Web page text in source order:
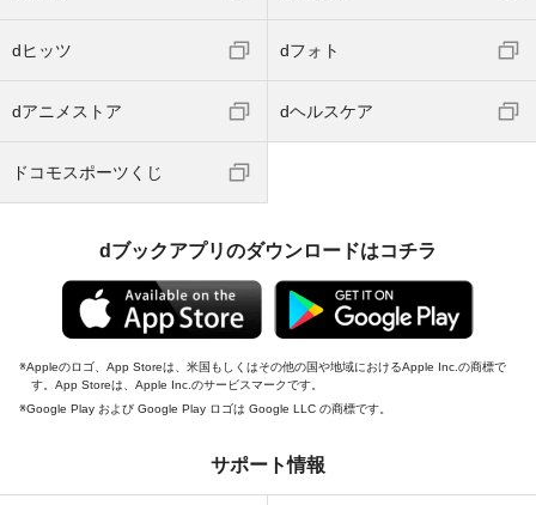
dヒッツ dフォト
dアニメストア dヘルスケア
ドコモスポーツくじ
dブックアプリのダウンロードはコチラ
Appleのロゴ、App Storeは、米国もしくはその他の国や地域におけるApple Inc.の商標で
す。App Storeは、Apple Inc.のサービスマークです。
Google Play および Google Play ロゴは Google LLC の商標です。
サポート情報